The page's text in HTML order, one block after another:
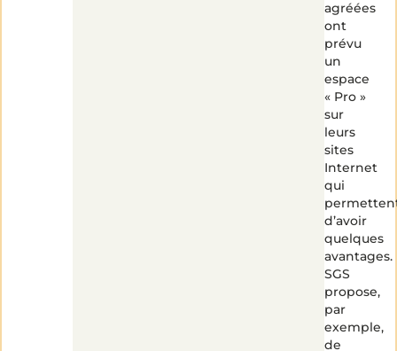
agréées
ont
prévu
un
espace
« Pro »
sur
leurs
sites
Internet
qui
d’avoir
quelques
avantages.
SGS
propose,
par
exemple,
de